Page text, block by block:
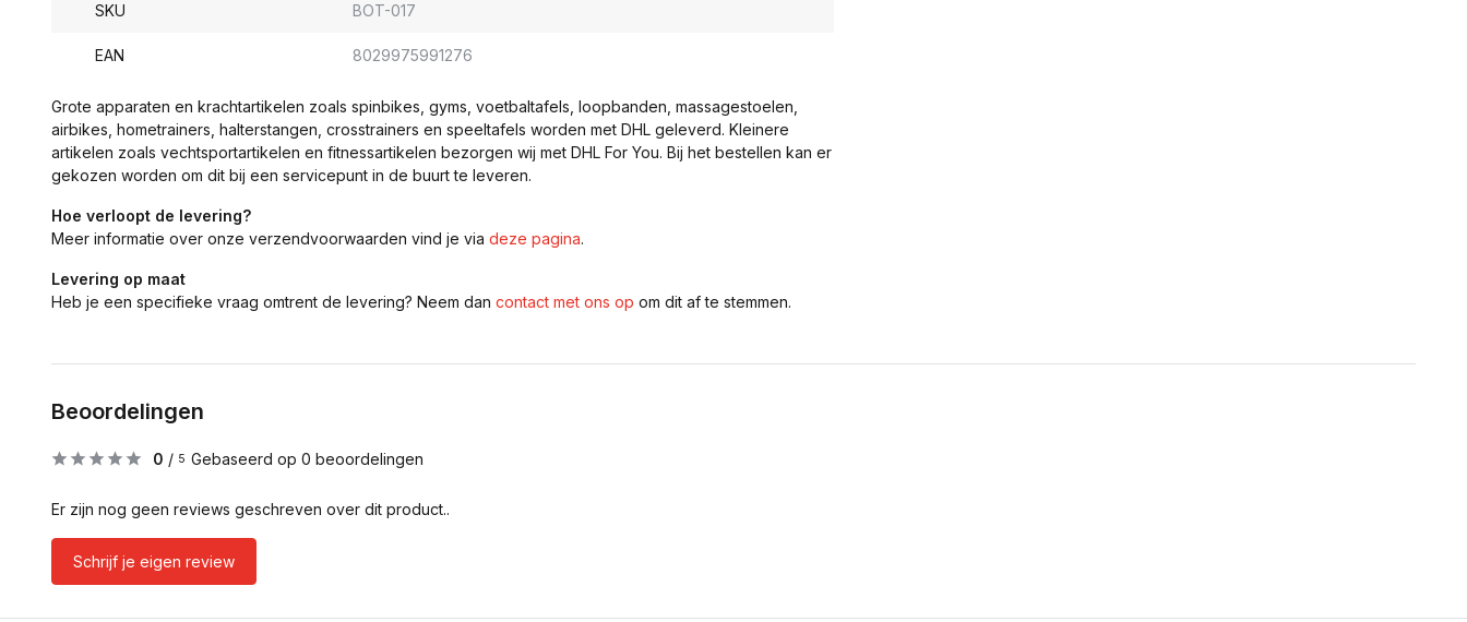
SKU BOT-017
EAN 8029975991276
Grote apparaten en krachtartikelen zoals spinbikes, gyms, voetbaltafels, loopbanden, massagestoelen,
airbikes, hometrainers, halterstangen, crosstrainers en speeltafels worden met DHL geleverd. Kleinere
artikelen zoals vechtsportartikelen en fitnessartikelen bezorgen wij met DHL For You. Bij het bestellen kan er
gekozen worden om dit bij een servicepunt in de buurt te leveren.
Hoe verloopt de levering?
Meer informatie over onze verzendvoorwaarden vind je via deze pagina.
Levering op maat
Heb je een specifieke vraag omtrent de levering? Neem dan contact met ons op om dit af te stemmen.
Beoordelingen
0 / 5 Gebaseerd op 0 beoordelingen
Er zijn nog geen reviews geschreven over dit product..
Schrijf je eigen review